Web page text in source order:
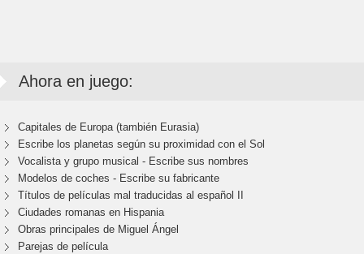
Ahora en juego:
Capitales de Europa (también Eurasia)
Escribe los planetas según su proximidad con el Sol
Vocalista y grupo musical - Escribe sus nombres
Modelos de coches - Escribe su fabricante
Títulos de películas mal traducidas al español II
Ciudades romanas en Hispania
Obras principales de Miguel Ángel
Parejas de película